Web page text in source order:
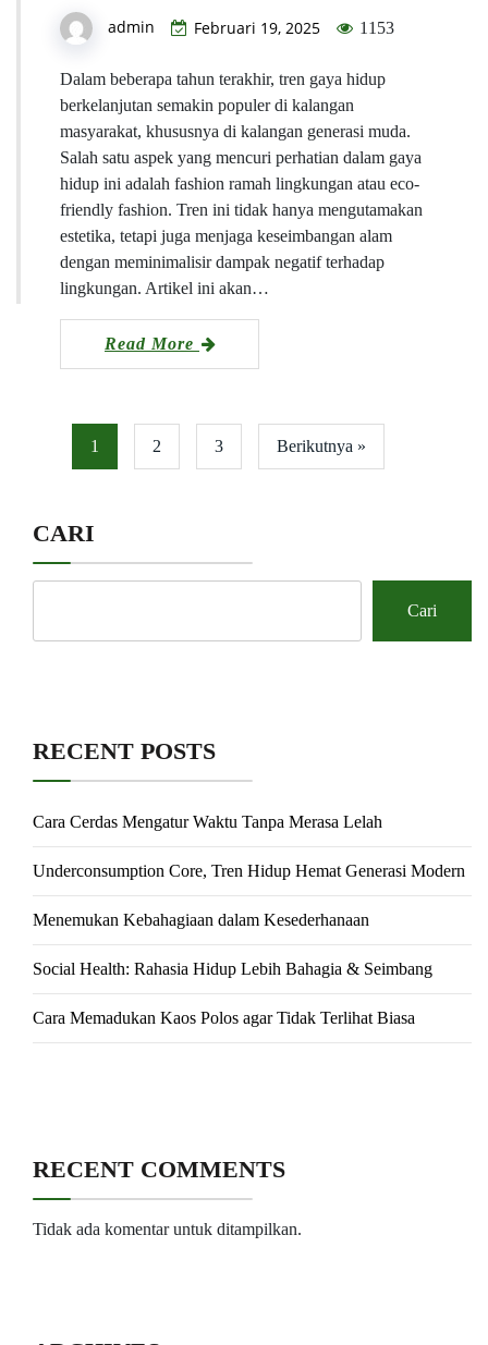
admin Februari 19, 2025 1153
Dalam beberapa tahun terakhir, tren gaya hidup
berkelanjutan semakin populer di kalangan
masyarakat, khususnya di kalangan generasi muda.
Salah satu aspek yang mencuri perhatian dalam gaya
hidup ini adalah fashion ramah lingkungan atau eco-
friendly fashion. Tren ini tidak hanya mengutamakan
estetika, tetapi juga menjaga keseimbangan alam
dengan meminimalisir dampak negatif terhadap
lingkungan. Artikel ini akan…
Read More
1 2 3 Berikutnya »
CARI
Cari
RECENT POSTS
Cara Cerdas Mengatur Waktu Tanpa Merasa Lelah
Underconsumption Core, Tren Hidup Hemat Generasi Modern
Menemukan Kebahagiaan dalam Kesederhanaan
Social Health: Rahasia Hidup Lebih Bahagia & Seimbang
Cara Memadukan Kaos Polos agar Tidak Terlihat Biasa
RECENT COMMENTS
Tidak ada komentar untuk ditampilkan.